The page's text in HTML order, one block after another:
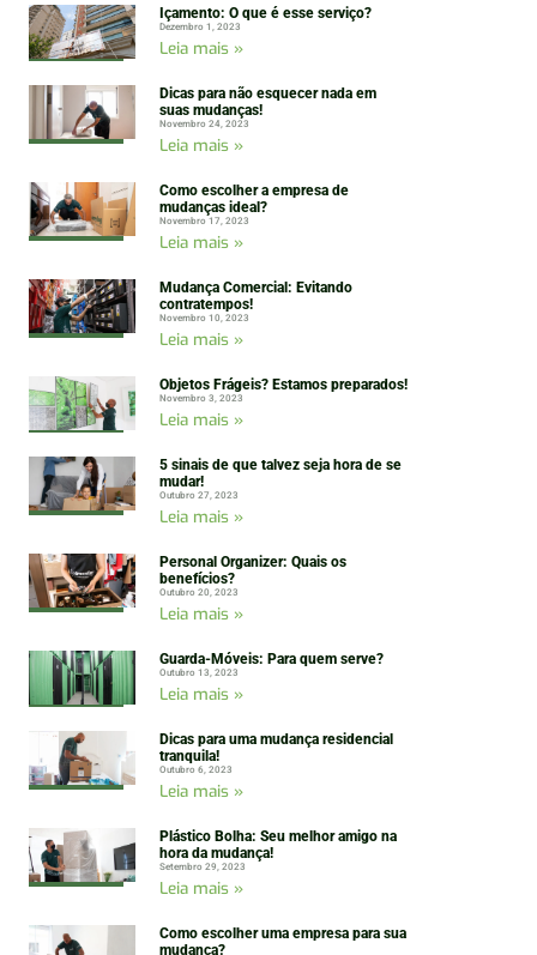
Içamento: O que é esse serviço?
Dezembro 1, 2023
Leia mais »
Dicas para não esquecer nada em
suas mudanças!
Novembro 24, 2023
Leia mais »
Como escolher a empresa de
mudanças ideal?
Novembro 17, 2023
Leia mais »
Mudança Comercial: Evitando
contratempos!
Novembro 10, 2023
Leia mais »
Objetos Frágeis? Estamos preparados!
Novembro 3, 2023
Leia mais »
5 sinais de que talvez seja hora de se
mudar!
Outubro 27, 2023
Leia mais »
Personal Organizer: Quais os
benefícios?
Outubro 20, 2023
Leia mais »
Guarda-Móveis: Para quem serve?
Outubro 13, 2023
Leia mais »
Dicas para uma mudança residencial
tranquila!
Outubro 6, 2023
Leia mais »
Plástico Bolha: Seu melhor amigo na
hora da mudança!
Setembro 29, 2023
Leia mais »
Como escolher uma empresa para sua
mudança?